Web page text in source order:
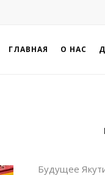
ГЛАВНАЯ О НАС
Будущее